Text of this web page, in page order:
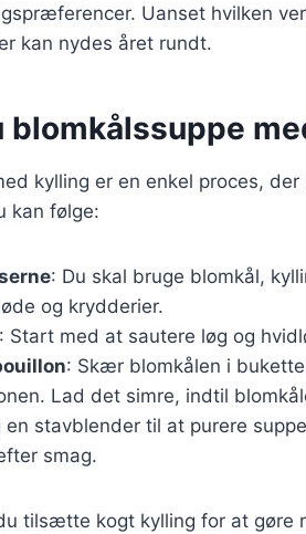
Uanset hvilken
kan nydes året rundt.
blomkålssuppe
kylling er en enkel proces,
kan følge:
: Du skal bruge blomkål,
og krydderier.
: Start med at sautere løg og
: Skær blomkålen i
Lad det simre, indtil
en stavblender til at purere
smag.
tilsætte kogt kylling for at gøre